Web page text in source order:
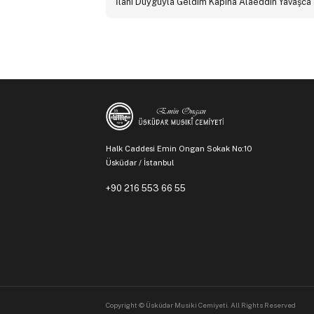
Halk Caddesi Emin Ongan Sokak No:10
Üsküdar / İstanbul
+90 216 553 66 55
Copyright © Üsküdar Musiki Cemiyeti. All Rights Reserved